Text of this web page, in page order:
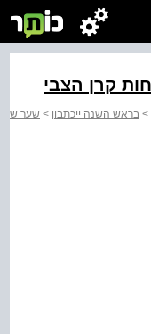
> בראש השנה ייכתבון > שער